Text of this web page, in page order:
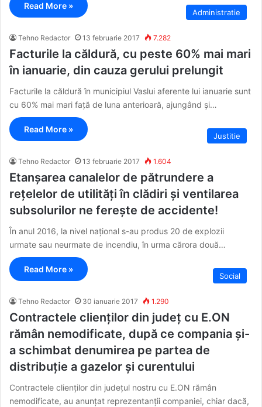
Read More »
Administratie
Tehno Redactor 13 februarie 2017 7.282
Facturile la căldură, cu peste 60% mai mari
în ianuarie, din cauza gerului prelungit
Facturile la căldură în municipiul Vaslui aferente lui ianuarie sunt
cu 60% mai mari față de luna anterioară, ajungând și…
Read More »
Justitie
Tehno Redactor 13 februarie 2017 1.604
Etanșarea canalelor de pătrundere a
rețelelor de utilități în clădiri și ventilarea
subsolurilor ne ferește de accidente!
În anul 2016, la nivel național s-au produs 20 de explozii
urmate sau neurmate de incendiu, în urma cărora două…
Read More »
Social
Tehno Redactor 30 ianuarie 2017 1.290
Contractele clienților din județ cu E.ON
rămân nemodificate, după ce compania și-
a schimbat denumirea pe partea de
distribuție a gazelor și curentului
Contractele clienților din județul nostru cu E.ON rămân
nemodificate, au anunțat reprezentanții companiei, chiar dacă,